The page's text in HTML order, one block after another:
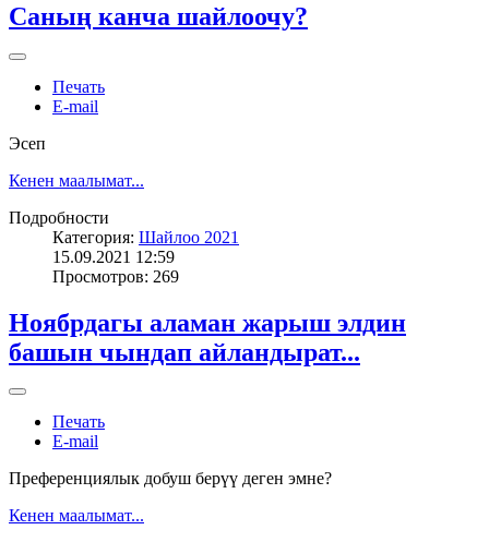
Саның канча шайлоочу?
Печать
E-mail
Эсеп
Кенен маалымат...
Подробности
Категория: Шайлоо 2021
15.09.2021 12:59
Просмотров: 269
Ноябрдагы аламан жарыш элдин
башын чындап айландырат...
Печать
E-mail
Преференциялык добуш берүү деген эмне?
Кенен маалымат...